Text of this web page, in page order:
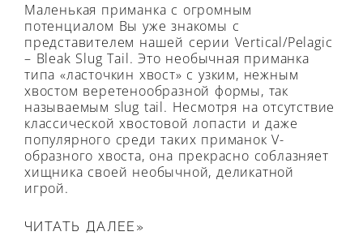
Маленькая приманка с огромным
потенциалом Вы уже знакомы с
представителем нашей серии Vertical/Pelagic
– Bleak Slug Tail. Это необычная приманка
типа «ласточкин хвост» с узким, нежным
хвостом веретенообразной формы, так
называемым slug tail. Несмотря на отсутствие
классической хвостовой лопасти и даже
популярного среди таких приманок V-
образного хвоста, она прекрасно соблазняет
хищника своей необычной, деликатной
игрой.
ЧИТАТЬ ДАЛЕЕ»